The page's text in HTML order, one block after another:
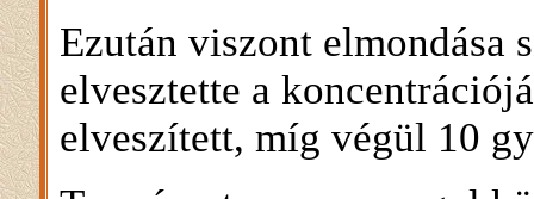
Ezután viszont elmondása
elvesztette a
elveszített, míg végül 10